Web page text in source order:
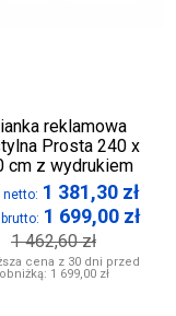
reklamowa
Prosta 240 x
cm z wydrukiem
netto: 1 381,30 zł
1 699,00 zł
1 462,60zł
cena z 30 dni przed
obniżką: 1 699,00 zł